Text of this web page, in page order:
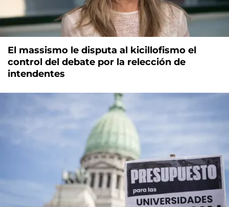
El massismo le disputa al kicillofismo el
control del debate por la relección de
intendentes